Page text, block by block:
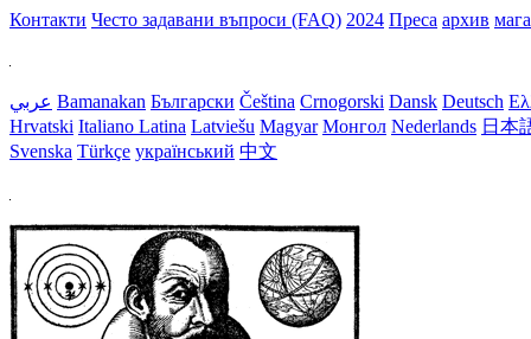
Контакти Често задавани въпроси (FAQ) 2024 Преса архив
عربي Bamanakan Български Čeština Crnogorski Dansk Deutsch
Hrvatski Italiano Latina Latviešu Magyar Монгол Nederlands 日本
Svenska Türkçe український 中文